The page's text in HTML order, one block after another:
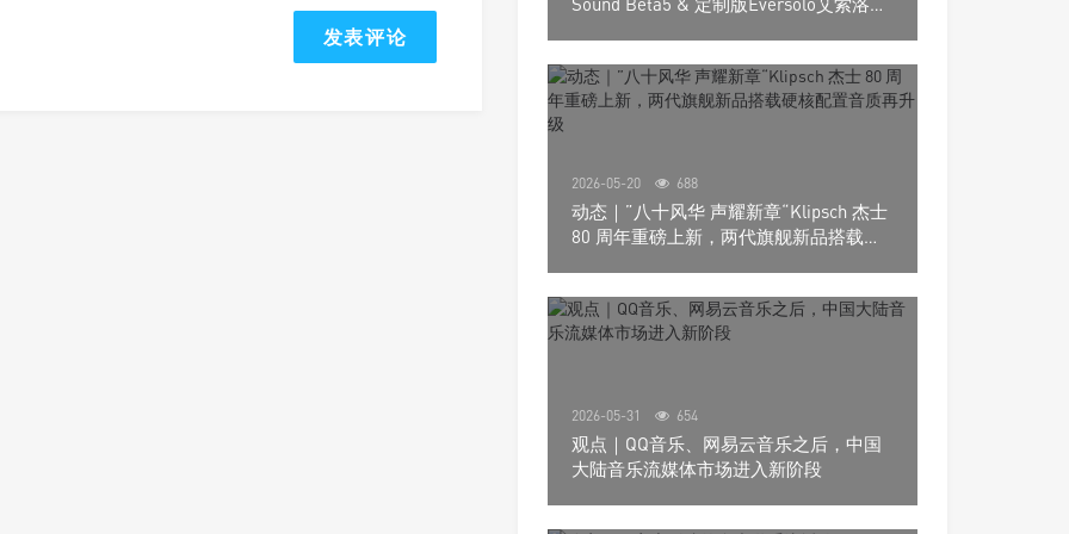
2026-05-20 688
动态｜”八十风华 声耀新章“Klipsch 杰士
80 周年重磅上新，两代旗舰新品搭载硬
2026-05-31 654
观点｜QQ音乐、网易云音乐之后，中国
大陆音乐流媒体市场进入新阶段